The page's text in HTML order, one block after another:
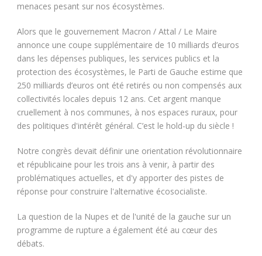
menaces pesant sur nos écosystèmes.
Alors que le gouvernement Macron / Attal / Le Maire
annonce une coupe supplémentaire de 10 milliards d’euros
dans les dépenses publiques, les services publics et la
protection des écosystèmes, le Parti de Gauche estime que
250 milliards d’euros ont été retirés ou non compensés aux
collectivités locales depuis 12 ans. Cet argent manque
cruellement à nos communes, à nos espaces ruraux, pour
des politiques d'intérêt général. C’est le hold-up du siècle !
Notre congrès devait définir une orientation révolutionnaire
et républicaine pour les trois ans à venir, à partir des
problématiques actuelles, et d'y apporter des pistes de
réponse pour construire l'alternative écosocialiste.
La question de la Nupes et de l'unité de la gauche sur un
programme de rupture a également été au cœur des
débats.